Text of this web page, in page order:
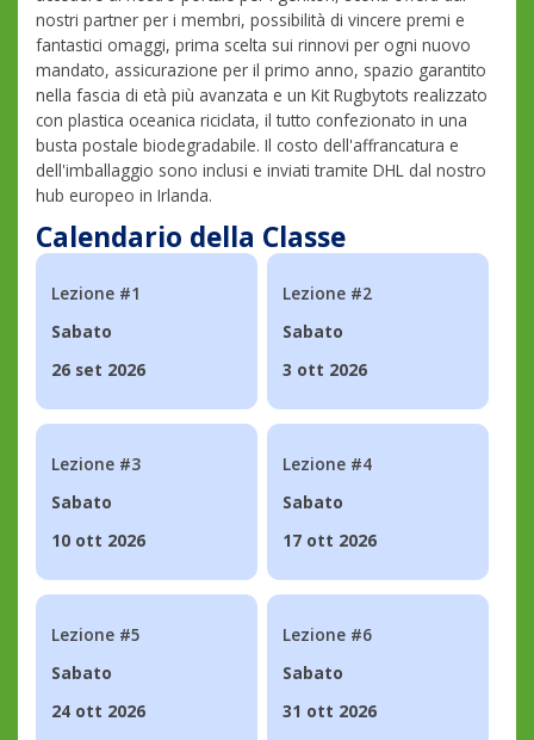
nostri partner per i membri, possibilità di vincere premi e
fantastici omaggi, prima scelta sui rinnovi per ogni nuovo
mandato, assicurazione per il primo anno, spazio garantito
nella fascia di età più avanzata e un Kit Rugbytots realizzato
con plastica oceanica riciclata, il tutto confezionato in una
busta postale biodegradabile. Il costo dell'affrancatura e
dell'imballaggio sono inclusi e inviati tramite DHL dal nostro
hub europeo in Irlanda.
Calendario della Classe
Lezione #1
Sabato
26 set 2026
Lezione #2
Sabato
3 ott 2026
Lezione #3
Sabato
10 ott 2026
Lezione #4
Sabato
17 ott 2026
Lezione #5
Sabato
24 ott 2026
Lezione #6
Sabato
31 ott 2026